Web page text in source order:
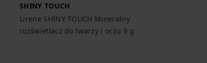
SHINY TOUCH
Lirene SHINY TOUCH Mineralny
rozświetlacz do twarzy i oczu 9 g